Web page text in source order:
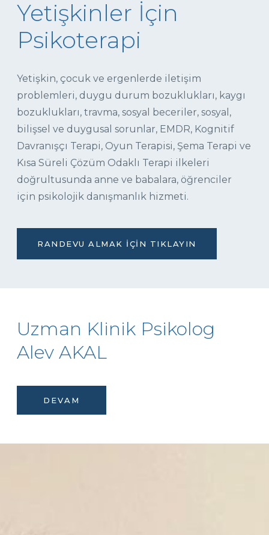
Yetişkinler İçin
Psikoterapi
Yetişkin, çocuk ve ergenlerde iletişim
problemleri, duygu durum bozuklukları, kaygı
bozuklukları, travma, sosyal beceriler, sosyal,
bilişsel ve duygusal sorunlar, EMDR, Kognitif
Davranışçı Terapi, Oyun Terapisi, Şema Terapi ve
Kısa Süreli Çözüm Odaklı Terapi ilkeleri
doğrultusunda anne ve babalara, öğrenciler
için psikolojik danışmanlık hizmeti.
RANDEVU ALMAK İÇIN TIKLAYIN
Uzman Klinik Psikolog
Alev AKAL
DEVAM